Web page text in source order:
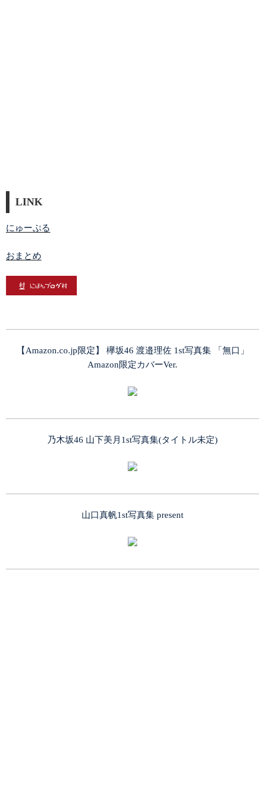
LINK
にゅーぷる
おまとめ
【Amazon.co.jp限定】 欅坂46 渡邉理佐 1st写真集 「無口」
Amazon限定カバーVer.
乃木坂46 山下美月1st写真集(タイトル未定)
山口真帆1st写真集 present